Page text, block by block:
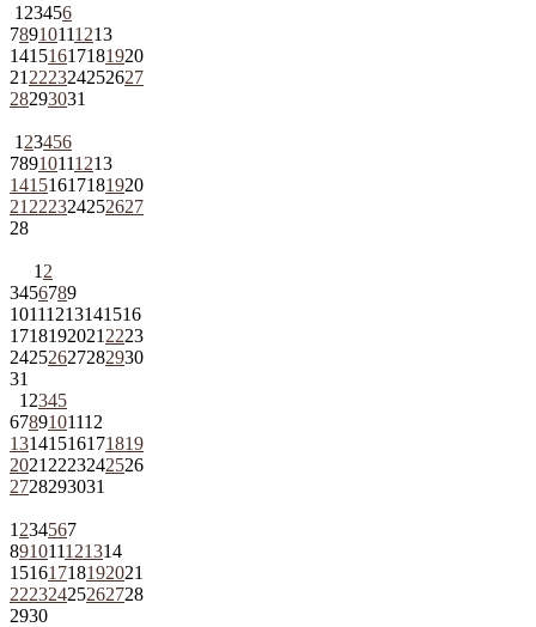
1 23456
78910111213
14151617181920
21 222324252627
28293031
1 23456
78910111213
14151617181920
21 222324252627
28
1 2
3456789
10111213141516
1718192021 2223
24252627282930
31
1 2345
6789101112
13141516171819
2021 2223242526
2728293031
1 234567
891011121314
15161718192021
22232425262728
2930